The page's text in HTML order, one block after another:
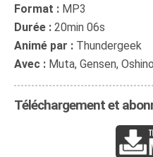
Format : MP3
Durée : 20min 06s
Animé par : Thundergeek
Avec : Muta, Gensen,
Téléchargement et